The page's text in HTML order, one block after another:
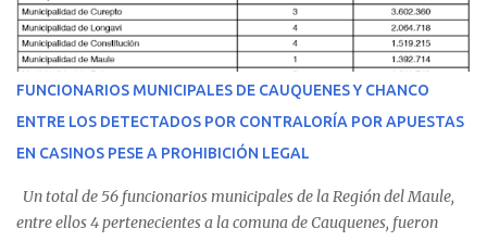
estudiante de medicina de 25 años, se agravó y pese a los esfuerzos
del personal de emergencia terminó falleciendo, sin alcanzar a
recibir atención especializada en el centro de destino. Apenas se
conoció la gravedad de su condición, sus padres —residentes en
Villarrica— se trasladaron a Cauquenes con la esperanza de una
evolución favorable. No obstante, alrededo...
FUNCIONARIOS MUNICIPALES DE CAUQUENES Y CHANCO
ENTRE LOS DETECTADOS POR CONTRALORÍA POR APUESTAS
EN CASINOS PESE A PROHIBICIÓN LEGAL
Un total de 56 funcionarios municipales de la Región del Maule,
entre ellos 4 pertenecientes a la comuna de Cauquenes, fueron